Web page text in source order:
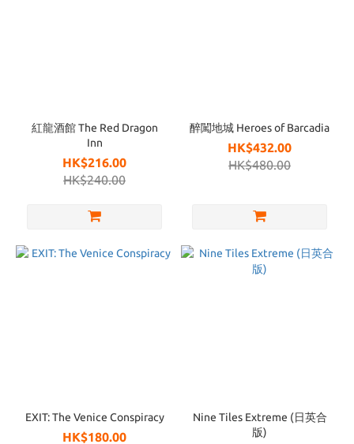
紅龍酒館 The Red Dragon
Inn
HK$216.00
HK$240.00
醉闖地城 Heroes of Barcadia
HK$432.00
HK$480.00
EXIT: The Venice Conspiracy
HK$180.00
Nine Tiles Extreme (日英合
版)